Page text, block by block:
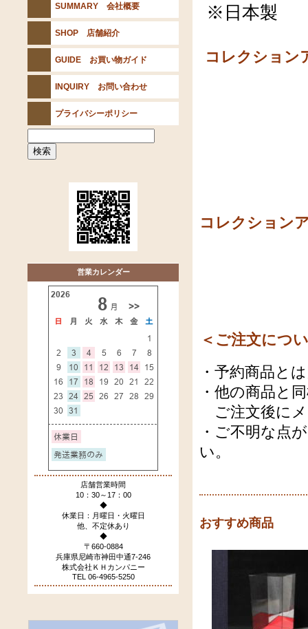
※日本製
コレクショ
コレクション
＜ご注文につ
・予約商品と
・他の商品と
ご注文後に
・ご不明な点
い。
おすすめ商品
SUMMARY 会社概要
SHOP 店舗紹介
GUIDE お買い物ガイド
INQUIRY お問い合わせ
プライバシーポリシー
営業カレンダー
店舗営業時間
10：30～17：00
◆
休業日：月曜日・火曜日
他、不定休あり
◆
〒660-0884
兵庫県尼崎市神田中通7-246
株式会社ＫＨカンパニー
TEL 06-4965-5250